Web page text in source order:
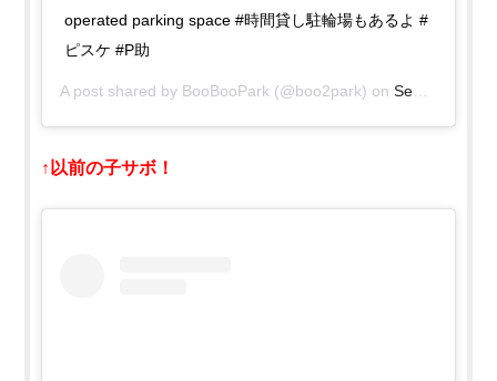
operated parking space #時間貸し駐輪場もあるよ #
ピスケ #P助
A post shared by BooBooPark (@boo2park) onSep 23, 2019 at 11:17pm PDT
↑以前の子サボ！